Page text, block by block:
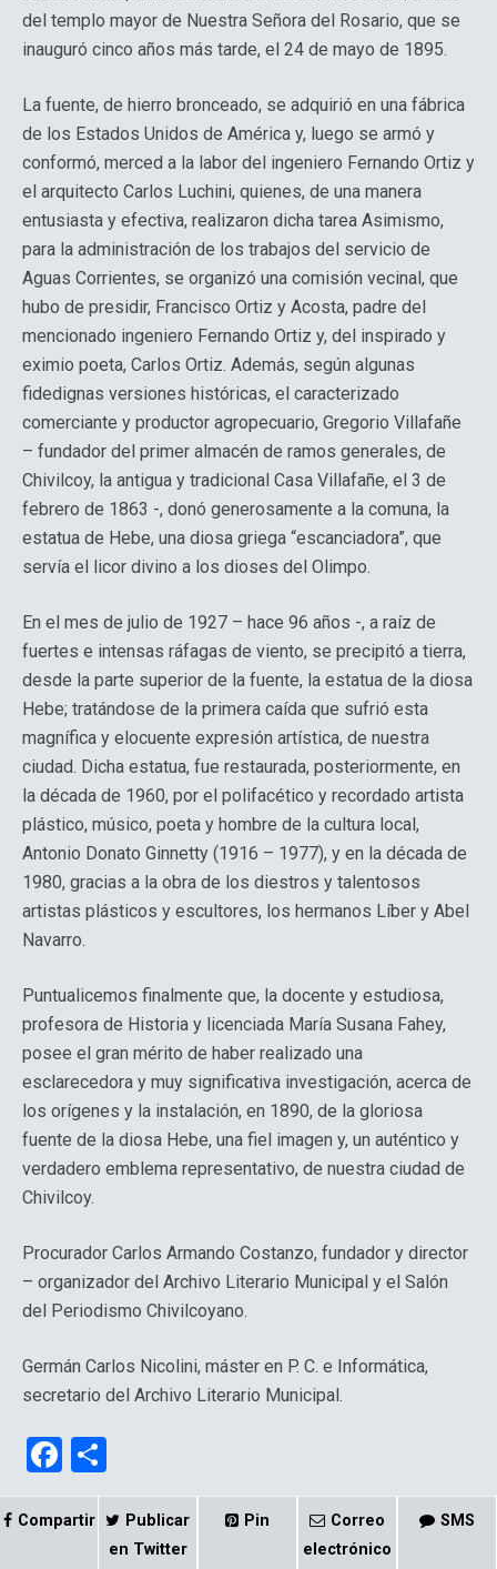
del templo mayor de Nuestra Señora del Rosario, que se
inauguró cinco años más tarde, el 24 de mayo de 1895.
La fuente, de hierro bronceado, se adquirió en una fábrica
de los Estados Unidos de América y, luego se armó y
conformó, merced a la labor del ingeniero Fernando Ortiz y
el arquitecto Carlos Luchini, quienes, de una manera
entusiasta y efectiva, realizaron dicha tarea Asimismo,
para la administración de los trabajos del servicio de
Aguas Corrientes, se organizó una comisión vecinal, que
hubo de presidir, Francisco Ortiz y Acosta, padre del
mencionado ingeniero Fernando Ortiz y, del inspirado y
eximio poeta, Carlos Ortiz. Además, según algunas
fidedignas versiones históricas, el caracterizado
comerciante y productor agropecuario, Gregorio Villafañe
– fundador del primer almacén de ramos generales, de
Chivilcoy, la antigua y tradicional Casa Villafañe, el 3 de
febrero de 1863 -, donó generosamente a la comuna, la
estatua de Hebe, una diosa griega “escanciadora”, que
servía el licor divino a los dioses del Olimpo.
En el mes de julio de 1927 – hace 96 años -, a raíz de
fuertes e intensas ráfagas de viento, se precipitó a tierra,
desde la parte superior de la fuente, la estatua de la diosa
Hebe; tratándose de la primera caída que sufrió esta
magnífica y elocuente expresión artística, de nuestra
ciudad. Dicha estatua, fue restaurada, posteriormente, en
la década de 1960, por el polifacético y recordado artista
plástico, músico, poeta y hombre de la cultura local,
Antonio Donato Ginnetty (1916 – 1977), y en la década de
1980, gracias a la obra de los diestros y talentosos
artistas plásticos y escultores, los hermanos Líber y Abel
Navarro.
Puntualicemos finalmente que, la docente y estudiosa,
profesora de Historia y licenciada María Susana Fahey,
posee el gran mérito de haber realizado una
esclarecedora y muy significativa investigación, acerca de
los orígenes y la instalación, en 1890, de la gloriosa
fuente de la diosa Hebe, una fiel imagen y, un auténtico y
verdadero emblema representativo, de nuestra ciudad de
Chivilcoy.
Procurador Carlos Armando Costanzo, fundador y director
– organizador del Archivo Literario Municipal y el Salón
del Periodismo Chivilcoyano.
Germán Carlos Nicolini, máster en P. C. e Informática,
secretario del Archivo Literario Municipal.
F
a
ce
o
m
Compartir
Publicar
en Twitter
Pin
Correo
electrónico
SMS